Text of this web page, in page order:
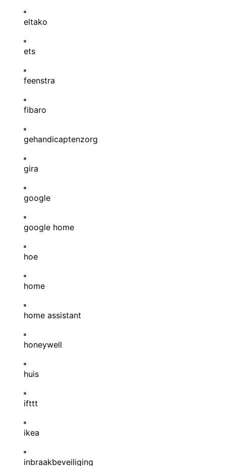
eltako
ets
feenstra
fibaro
gehandicaptenzorg
gira
google
google home
hoe
home
home assistant
honeywell
huis
ifttt
ikea
inbraakbeveiliging